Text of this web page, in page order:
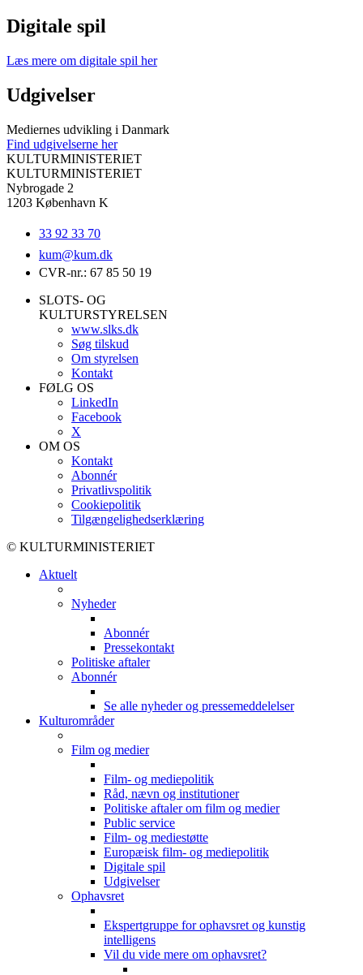
Digitale spil
Læs mere om digitale spil her
Udgivelser
Mediernes udvikling i Danmark
Find udgivelserne her
KULTURMINISTERIET
KULTURMINISTERIET
Nybrogade 2
1203 København K
33 92 33 70
kum@kum.dk
CVR-nr.: 67 85 50 19
SLOTS- OG
KULTURSTYRELSEN
www.slks.dk
Søg tilskud
Om styrelsen
Kontakt
FØLG OS
LinkedIn
Facebook
X
OM OS
Kontakt
Abonnér
Privatlivspolitik
Cookiepolitik
Tilgængelighedserklæring
© KULTURMINISTERIET
Aktuelt
Nyheder
Abonnér
Pressekontakt
Politiske aftaler
Abonnér
Se alle nyheder og pressemeddelelser
Kulturområder
Film og medier
Film- og mediepolitik
Råd, nævn og institutioner
Politiske aftaler om film og medier
Public service
Film- og mediestøtte
Europæisk film- og mediepolitik
Digitale spil
Udgivelser
Ophavsret
Ekspertgruppe for ophavsret og kunstig
intelligens
Vil du vide mere om ophavsret?